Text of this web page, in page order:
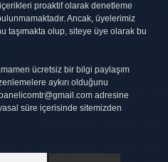
proaktif olarak denetleme
Ancak, üyelerimiz
taşımakta olup, siteye üye olarak bu
ücretsiz bir bilgi paylaşım
aykırı olduğunu
adresine
süre içerisinde sitemizden